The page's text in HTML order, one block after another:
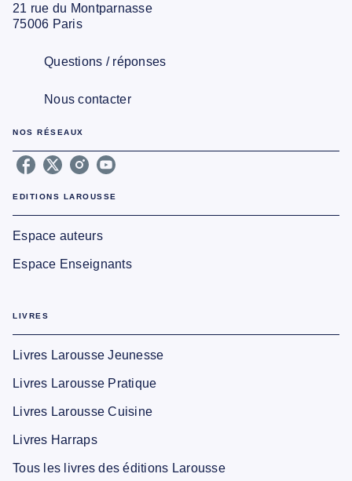
21 rue du Montparnasse
75006 Paris
Questions / réponses
Nous contacter
NOS RÉSEAUX
EDITIONS LAROUSSE
Espace auteurs
Espace Enseignants
LIVRES
Livres Larousse Jeunesse
Livres Larousse Pratique
Livres Larousse Cuisine
Livres Harraps
Tous les livres des éditions Larousse